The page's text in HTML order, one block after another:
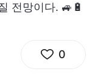
전망이다. 🚙🔋
0